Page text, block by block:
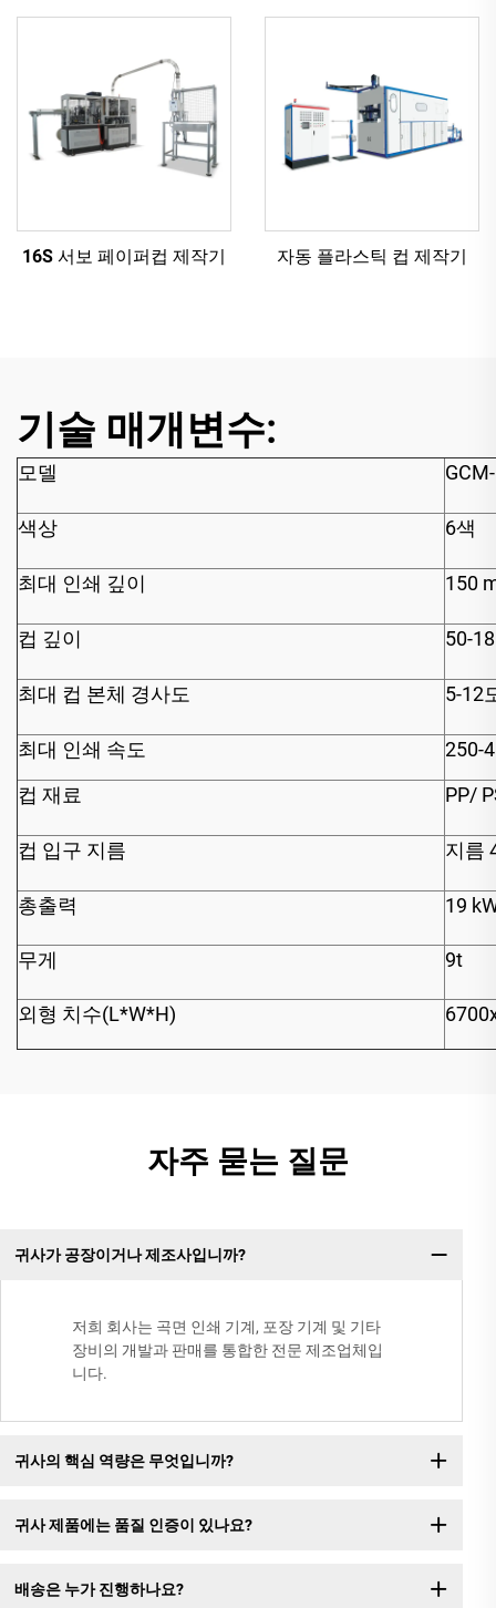
16S 서보 페이퍼컵 제작기 자동 플라스틱 컵 제작기
기술 매개변수:
모델
색상 6색
최대 인쇄 깊이 150
컵 깊이 50-
최대 컵 본체 경사도 5-12
최대 인쇄 속도
250-
컵 재료
PP/
컵 입구 지름 지름
총출력 19
무게 9t
외형 치수(L*W*H)
자주 묻는 질문
귀사가 공장이거나 제조사입니까?
저희 회사는 곡면 인쇄 기계, 포장 기계 및 기타
장비의 개발과 판매를 통합한 전문 제조업체입
니다.
귀사의 핵심 역량은 무엇입니까?
귀사 제품에는 품질 인증이 있나요?
배송은 누가 진행하나요?